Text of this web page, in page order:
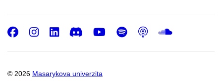
© 2026 Masarykova univerzita
Facebook
Instagram
LinkedIn
DiscordYoutube
Spotify
Podcast